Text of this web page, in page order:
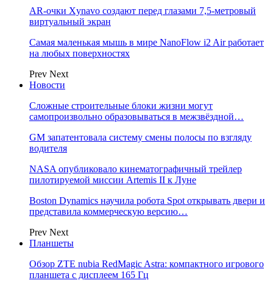
AR-очки Xynavo создают перед глазами 7,5-метровый
виртуальный экран
Самая маленькая мышь в мире NanoFlow i2 Air работает
на любых поверхностях
Prev Next
Новости
Сложные строительные блоки жизни могут
самопроизвольно образовываться в межзвёздной…
GM запатентовала систему смены полосы по взгляду
водителя
NASA опубликовало кинематографичный трейлер
пилотируемой миссии Artemis II к Луне
Boston Dynamics научила робота Spot открывать двери и
представила коммерческую версию…
Prev Next
Планшеты
Обзор ZTE nubia RedMagic Astra: компактного игрового
планшета с дисплеем 165 Гц